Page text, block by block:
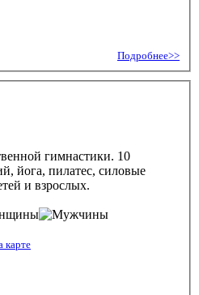
Подробнее>>
гимнастики. 10
йога, пилатес, силовые
и взрослых.
карте